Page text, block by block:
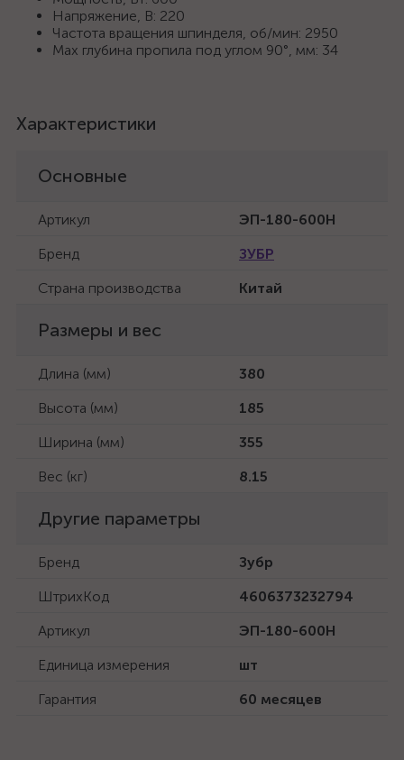
Напряжение, В: 220
Частота вращения шпинделя, об/мин: 2950
Max глубина пропила под углом 90°, мм: 34
Характеристики
Основные
Артикул
ЭП-180-600Н
Бренд
ЗУБР
Страна производства
Китай
Размеры и вес
Длина (мм)
380
Высота (мм)
185
Ширина (мм)
355
Вес (кг)
8.15
Другие параметры
Бренд
Зубр
ШтрихКод
4606373232794
Артикул
ЭП-180-600Н
Единица измерения
шт
Гарантия
60 месяцев